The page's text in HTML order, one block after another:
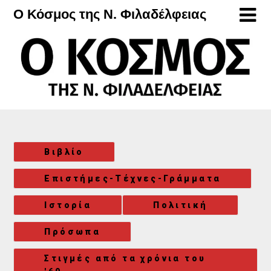
Μετάβαση
περιεχόμενο
Ο Κόσμος της Ν. Φιλαδέλφειας
Βιβλίο
Επιστήμες-Τέχνες-Γράμματα
Ιστορία Πολιτική
Πρόσωπα
Στιγμές από τα χρόνια του